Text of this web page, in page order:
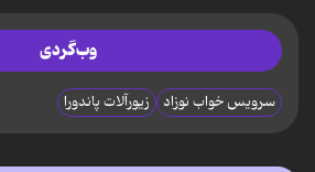
وب‌گردی
سرویس خواب نوزاد زیورآلات پاندورا